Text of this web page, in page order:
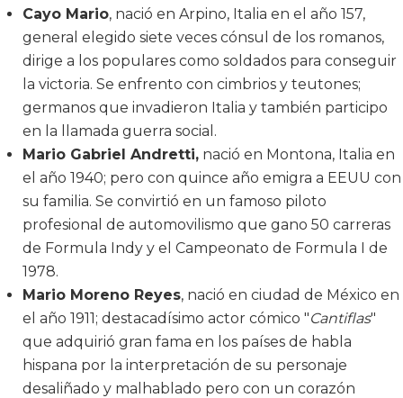
Cayo Mario, nació en Arpino, Italia en el año 157,
general elegido siete veces cónsul de los romanos,
dirige a los populares como soldados para conseguir
la victoria. Se enfrento con cimbrios y teutones;
germanos que invadieron Italia y también participo
en la llamada guerra social.
Mario Gabriel Andretti, nació en Montona, Italia en
el año 1940; pero con quince año emigra a EEUU con
su familia. Se convirtió en un famoso piloto
profesional de automovilismo que gano 50 carreras
de Formula Indy y el Campeonato de Formula I de
1978.
Mario Moreno Reyes, nació en ciudad de México en
el año 1911; destacadísimo actor cómico "Cantiflas"
que adquirió gran fama en los países de habla
hispana por la interpretación de su personaje
desaliñado y malhablado pero con un corazón